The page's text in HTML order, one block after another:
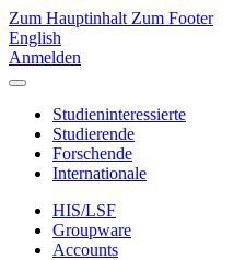
Zum Hauptinhalt Zum Footer
English
Anmelden
Studieninteressierte
Studierende
Forschende
Internationale
HIS/LSF
Groupware
Accounts